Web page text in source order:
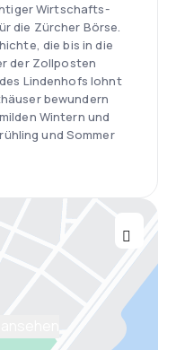
Wirtschafts-
die Zürcher Börse.
die bis in die
der Zollposten
Lindenhofs lohnt
bewundern
Wintern und
und Sommer